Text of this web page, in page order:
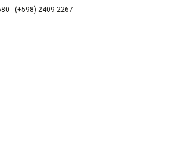
- (+598) 2409 2267